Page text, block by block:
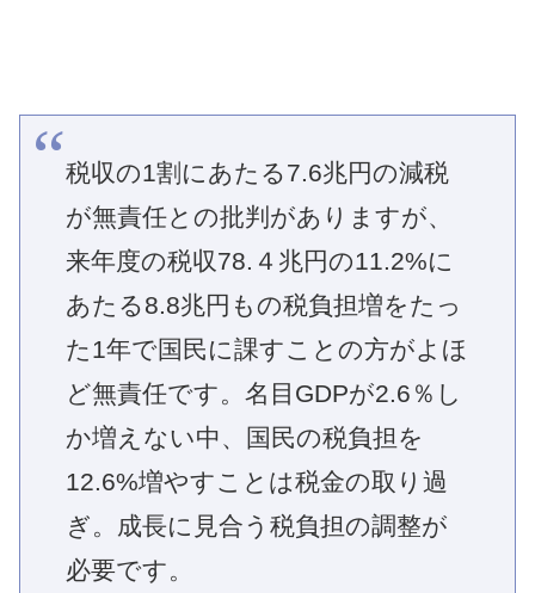
税収の1割にあたる7.6兆円の減税
が無責任との批判がありますが、
来年度の税収78.４兆円の11.2%に
あたる8.8兆円もの税負担増をたっ
た1年で国民に課すことの方がよほ
ど無責任です。名目GDPが2.6％し
か増えない中、国民の税負担を
12.6%増やすことは税金の取り過
ぎ。成長に見合う税負担の調整が
必要です。